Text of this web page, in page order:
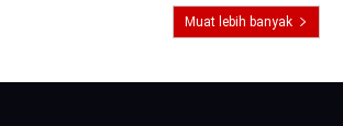
Muat lebih banyak